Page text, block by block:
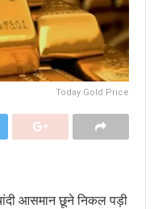
Today Gold Price
आसमान छूने निकल पड़ी